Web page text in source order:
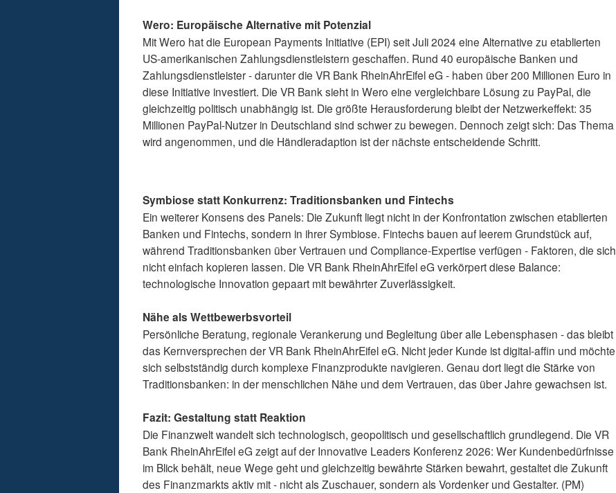
Wero: Europäische Alternative mit Potenzial
Mit Wero hat die European Payments Initiative (EPI) seit Juli 2024 eine Alternative zu etablierten
US-amerikanischen Zahlungsdienstleistern geschaffen. Rund 40 europäische Banken und
Zahlungsdienstleister - darunter die VR Bank RheinAhrEifel eG - haben über 200 Millionen Euro in
diese Initiative investiert. Die VR Bank sieht in Wero eine vergleichbare Lösung zu PayPal, die
gleichzeitig politisch unabhängig ist. Die größte Herausforderung bleibt der Netzwerkeffekt: 35
Millionen PayPal-Nutzer in Deutschland sind schwer zu bewegen. Dennoch zeigt sich: Das Thema
wird angenommen, und die Händleradaption ist der nächste entscheidende Schritt.
Symbiose statt Konkurrenz: Traditionsbanken und Fintechs
Ein weiterer Konsens des Panels: Die Zukunft liegt nicht in der Konfrontation zwischen etablierten
Banken und Fintechs, sondern in ihrer Symbiose. Fintechs bauen auf leerem Grundstück auf,
während Traditionsbanken über Vertrauen und Compliance-Expertise verfügen - Faktoren, die sich
nicht einfach kopieren lassen. Die VR Bank RheinAhrEifel eG verkörpert diese Balance:
technologische Innovation gepaart mit bewährter Zuverlässigkeit.
Nähe als Wettbewerbsvorteil
Persönliche Beratung, regionale Verankerung und Begleitung über alle Lebensphasen - das bleibt
das Kernversprechen der VR Bank RheinAhrEifel eG. Nicht jeder Kunde ist digital-affin und möchte
sich selbstständig durch komplexe Finanzprodukte navigieren. Genau dort liegt die Stärke von
Traditionsbanken: in der menschlichen Nähe und dem Vertrauen, das über Jahre gewachsen ist.
Fazit: Gestaltung statt Reaktion
Die Finanzwelt wandelt sich technologisch, geopolitisch und gesellschaftlich grundlegend. Die VR
Bank RheinAhrEifel eG zeigt auf der Innovative Leaders Konferenz 2026: Wer Kundenbedürfnisse
im Blick behält, neue Wege geht und gleichzeitig bewährte Stärken bewahrt, gestaltet die Zukunft
des Finanzmarkts aktiv mit - nicht als Zuschauer, sondern als Vordenker und Gestalter. (PM)